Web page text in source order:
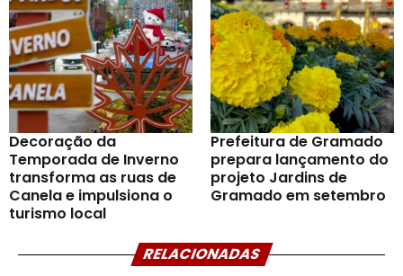
Decoração da
Temporada de Inverno
transforma as ruas de
Canela e impulsiona o
turismo local
Prefeitura de Gramado
prepara lançamento do
projeto Jardins de
Gramado em setembro
RELACIONADAS